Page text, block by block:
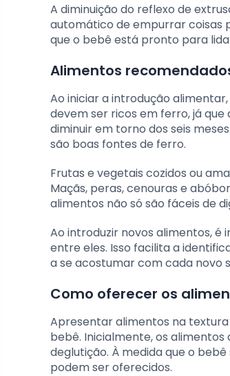
A diminuição do reflexo de
automático de empurrar coisas
que o bebê está pronto para
Alimentos
Ao iniciar a introdução
devem ser ricos em ferro, já
diminuir em torno dos seis
são boas fontes de ferro.
Frutas e vegetais cozidos ou
Maçãs, peras, cenouras e
alimentos não só são fáceis de
Ao introduzir novos alimentos,
entre eles. Isso facilita a
a se acostumar com cada novo
Como oferecer os
Apresentar alimentos na
bebê. Inicialmente, os
deglutição. À medida que o
podem ser oferecidos.